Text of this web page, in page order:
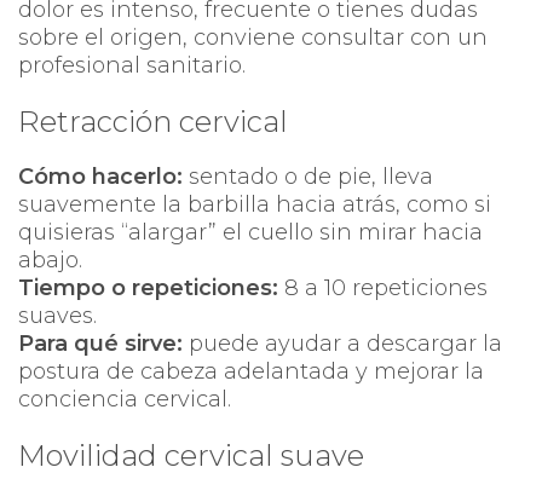
dolor es intenso, frecuente o tienes dudas
sobre el origen, conviene consultar con un
profesional sanitario.
Retracción cervical
Cómo hacerlo: sentado o de pie, lleva
suavemente la barbilla hacia atrás, como si
quisieras “alargar” el cuello sin mirar hacia
abajo.
Tiempo o repeticiones: 8 a 10 repeticiones
suaves.
Para qué sirve: puede ayudar a descargar la
postura de cabeza adelantada y mejorar la
conciencia cervical.
Movilidad cervical suave